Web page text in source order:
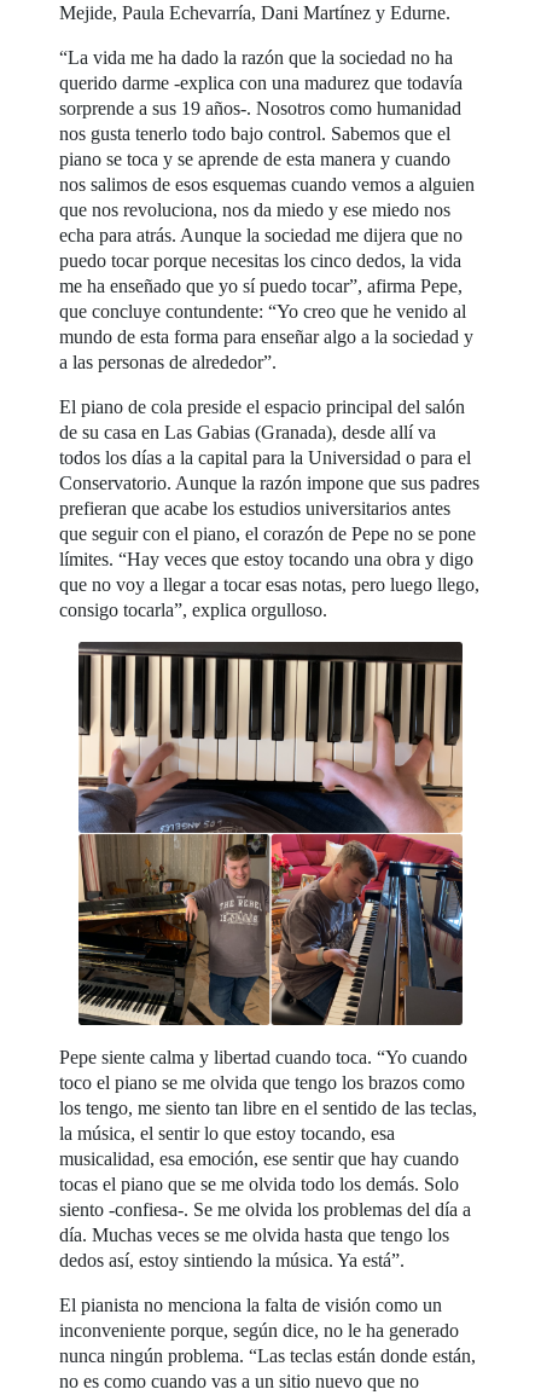
Mejide, Paula Echevarría, Dani Martínez y Edurne.
“La vida me ha dado la razón que la sociedad no ha
querido darme -explica con una madurez que todavía
sorprende a sus 19 años-. Nosotros como humanidad
nos gusta tenerlo todo bajo control. Sabemos que el
piano se toca y se aprende de esta manera y cuando
nos salimos de esos esquemas cuando vemos a alguien
que nos revoluciona, nos da miedo y ese miedo nos
echa para atrás. Aunque la sociedad me dijera que no
puedo tocar porque necesitas los cinco dedos, la vida
me ha enseñado que yo sí puedo tocar”, afirma Pepe,
que concluye contundente: “Yo creo que he venido al
mundo de esta forma para enseñar algo a la sociedad y
a las personas de alrededor”.
El piano de cola preside el espacio principal del salón
de su casa en Las Gabias (Granada), desde allí va
todos los días a la capital para la Universidad o para el
Conservatorio. Aunque la razón impone que sus padres
prefieran que acabe los estudios universitarios antes
que seguir con el piano, el corazón de Pepe no se pone
límites. “Hay veces que estoy tocando una obra y digo
que no voy a llegar a tocar esas notas, pero luego llego,
consigo tocarla”, explica orgulloso.
Pepe siente calma y libertad cuando toca. “Yo cuando
toco el piano se me olvida que tengo los brazos como
los tengo, me siento tan libre en el sentido de las teclas,
la música, el sentir lo que estoy tocando, esa
musicalidad, esa emoción, ese sentir que hay cuando
tocas el piano que se me olvida todo los demás. Solo
siento -confiesa-. Se me olvida los problemas del día a
día. Muchas veces se me olvida hasta que tengo los
dedos así, estoy sintiendo la música. Ya está”.
El pianista no menciona la falta de visión como un
inconveniente porque, según dice, no le ha generado
nunca ningún problema. “Las teclas están donde están,
no es como cuando vas a un sitio nuevo que no